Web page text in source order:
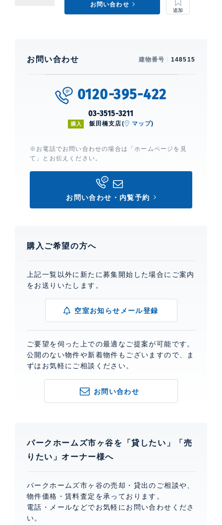
お問い合わせ
お問い合わせ 建物番号 148515
0120-395-422
03-3515-3211
購入 飯田橋支店( マップ)
※お電話でお問い合わせの場合は「ホームページを見
て」とお伝えください。
お問い合わせ・内覧予約
購入ご希望の方へ
上記一覧以外に新たに募集開始した場合にご案内
をお送りいたします。
空室お知らせメール登録
ご要望を伺った上での最適なご提案が可能です。
公開のない物件や新着物件もございますので、ま
ずはお気軽にご相談ください。
お問い合わせ
パークホームズ市ヶ谷を「貸したい」「売
りたい」オーナー様へ
パークホームズ市ヶ谷の売却・貸出のご相談や、
物件価格・賃料査定を承っております。
電話・メールなどでお気軽にお問い合わせくださ
い。